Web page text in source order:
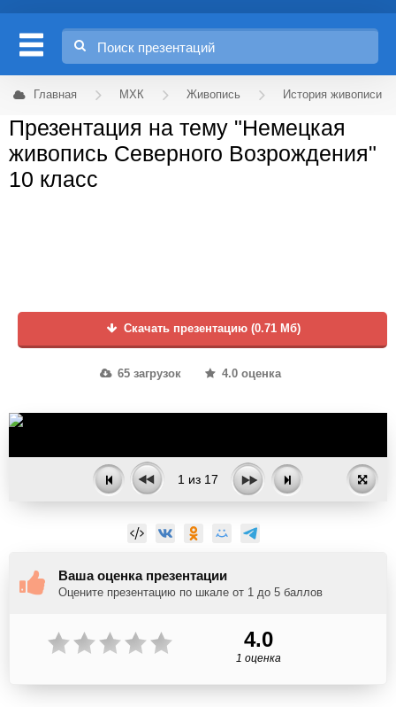
Главная МХК Живопись История живописи
Презентация на тему "Немецкая
живопись Северного Возрождения"
10 класс
Скачать презентацию (0.71 Мб)
65 загрузок 4.0 оценка
1 из 17
Ваша оценка презентации
Оцените презентацию по шкале от 1 до 5 баллов
4.0
1 оценка